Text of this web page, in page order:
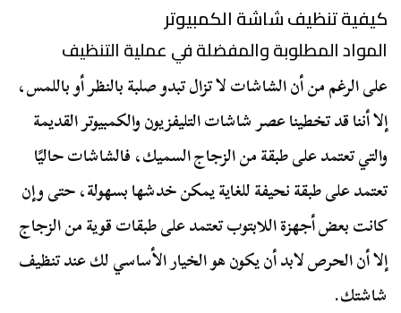
كيفية تنظيف شاشة الكمبيوتر
المواد المطلوبة والمفضلة في عملية التنظيف
على الرغم من أن الشاشات لا تزال تبدو صلبة بالنظر أو باللمس،
إلا أننا قد تخطينا عصر شاشات التليفزيون والكمبيوتر القديمة
والتي تعتمد على طبقة من الزجاج السميك، فالشاشات حاليًا
تعتمد على طبقة نحيفة للغاية يمكن خدشها بسهولة، حتى وإن
كانت بعض أجهزة اللابتوب تعتمد على طبقات قوية من الزجاج
إلا أن الحرص لابد أن يكون هو الخيار الأساسي لك عند تنظيف
شاشتك.